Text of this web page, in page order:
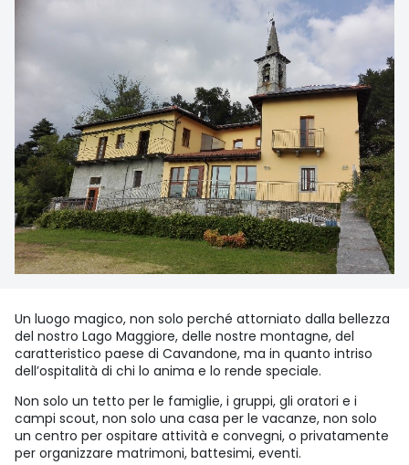
Un luogo magico, non solo perché attorniato dalla bellezza
del nostro Lago Maggiore, delle nostre montagne, del
caratteristico paese di Cavandone, ma in quanto intriso
dell’ospitalità di chi lo anima e lo rende speciale.
Non solo un tetto per le famiglie, i gruppi, gli oratori e i
campi scout, non solo una casa per le vacanze, non solo
un centro per ospitare attività e convegni, o privatamente
per organizzare matrimoni, battesimi, eventi.